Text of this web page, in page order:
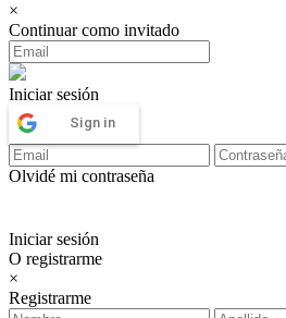
×
Continuar como invitado
Iniciar sesión
Sign in
Olvidé mi contraseña
Iniciar sesión
O registrarme
×
Registrarme